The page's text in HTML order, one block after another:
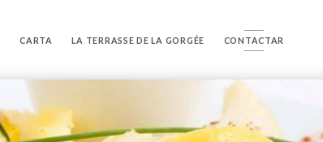
CARTA LA TERRASSE DE LA GORGÉE CONTACTAR